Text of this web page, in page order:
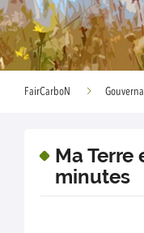
FairCarboN
Ma Terre
minutes